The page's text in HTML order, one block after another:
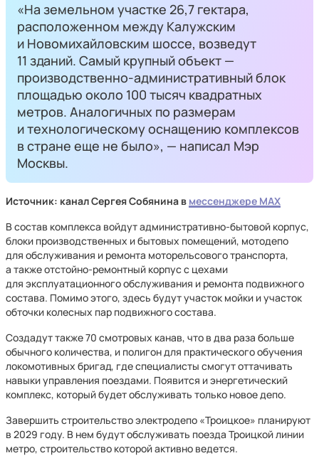
«На земельном участке 26,7 гектара,
расположенном между Калужским
и Новомихайловским шоссе, возведут
11 зданий. Самый крупный объект —
производственно-административный блок
площадью около 100 тысяч квадратных
метров. Аналогичных по размерам
и технологическому оснащению комплексов
в стране еще не было», — написал Мэр
Москвы.
Источник: канал Сергея Собянина в мессенджере MAX
В состав комплекса войдут административно-бытовой корпус,
блоки производственных и бытовых помещений, мотодепо
для обслуживания и ремонта моторельсового транспорта,
а также отстойно-ремонтный корпус с цехами
для эксплуатационного обслуживания и ремонта подвижного
состава. Помимо этого, здесь будут участок мойки и участок
обточки колесных пар подвижного состава.
Создадут также 70 смотровых канав, что в два раза больше
обычного количества, и полигон для практического обучения
локомотивных бригад, где специалисты смогут оттачивать
навыки управления поездами. Появится и энергетический
комплекс, который будет обслуживать только новое депо.
Завершить строительство электродепо «Троицкое» планируют
в 2029 году. В нем будут обслуживать поезда Троицкой линии
метро, строительство которой активно ведется.